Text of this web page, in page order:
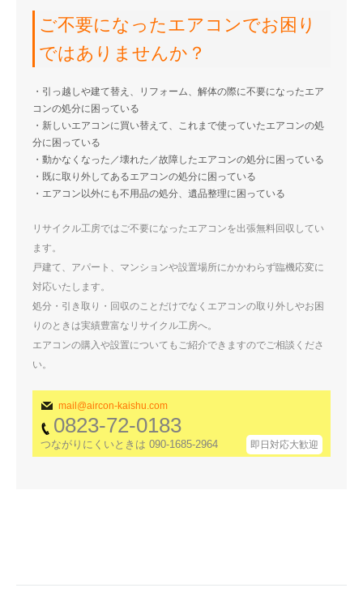
ご不要になったエアコンでお困り
ではありませんか？
・引っ越しや建て替え、リフォーム、解体の際に不要になったエア
コンの処分に困っている
・新しいエアコンに買い替えて、これまで使っていたエアコンの処
分に困っている
・動かなくなった／壊れた／故障したエアコンの処分に困っている
・既に取り外してあるエアコンの処分に困っている
・エアコン以外にも不用品の処分、遺品整理に困っている
リサイクル工房ではご不要になったエアコンを出張無料回収してい
ます。
戸建て、アパート、マンションや設置場所にかかわらず臨機応変に
対応いたします。
処分・引き取り・回収のことだけでなくエアコンの取り外しやお困
りのときは実績豊富なリサイクル工房へ。
エアコンの購入や設置についてもご紹介できますのでご相談くださ
い。
mail@aircon-kaishu.com
0823-72-0183
つながりにくいときは 090-1685-2964 即日対応大歓迎